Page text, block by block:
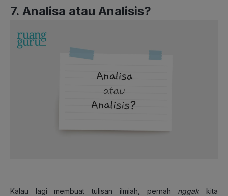
7. Analisa atau Analisis?
Kalau lagi membuat tulisan ilmiah, pernah nggakkita